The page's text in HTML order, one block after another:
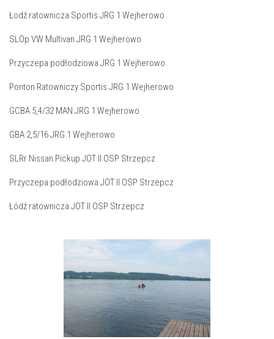
Łodź ratownicza Sportis JRG 1 Wejherowo
SLOp VW Multivan JRG 1 Wejherowo
Przyczepa podłodziowa JRG 1 Wejherowo
Ponton Ratowniczy Sportis JRG 1 Wejherowo
GCBA 5,4/32 MAN JRG 1 Wejherowo
GBA 2,5/16 JRG 1 Wejherowo
SLRr Nissan Pickup JOT II OSP Strzepcz
Przyczepa podłodziowa JOT II OSP Strzepcz
Łódź ratownicza JOT II OSP Strzepcz